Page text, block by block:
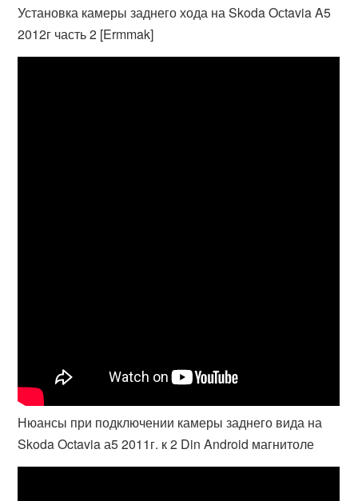
Установка камеры заднего хода на Skoda Oсtavia A5
2012г часть 2 [Ermmak]
Нюансы при подключении камеры заднего вида на
Skoda Octavia а5 2011г. к 2 Din Android магнитоле